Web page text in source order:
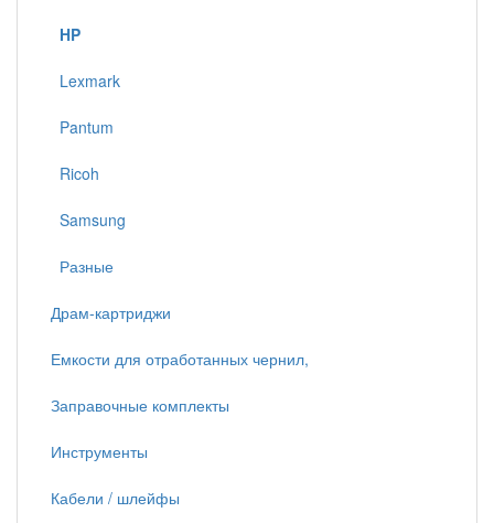
HP
Lexmark
Pantum
Ricoh
Samsung
Разные
Драм-картриджи
Емкости для отработанных чернил,
Заправочные комплекты
Инструменты
Кабели / шлейфы